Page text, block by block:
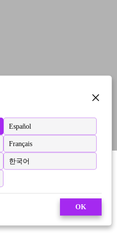
Español
Français
한국어
OK